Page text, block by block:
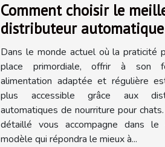
Comment choisir le
distributeur
nourriture pour chats ?
Dans le monde actuel où la praticité
place primordiale, offrir à son
alimentation adaptée et régulière
plus accessible grâce aux
automatiques de nourriture pour
détaillé vous accompagne dans le
modèle qui répondra le mieux à...